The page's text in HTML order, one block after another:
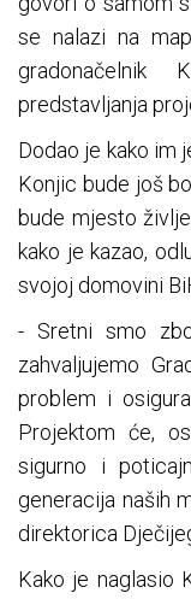
se nalazi na
gradonačelnik
predstavljanja
Dodao je kako im
Konjic bude još
bude mjesto
kako je kazao,
svojoj domovini
- Sretni smo
zahvaljujemo
problem i
Projektom će,
sigurno i
generacija naših
direktorica
Kako je naglasio